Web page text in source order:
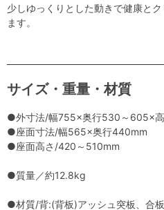
少しゆっくりとした動きで健康と
ます。
サイズ・重量・材質
●外寸法/幅755×奥行530～605×
●座面寸法/幅565×奥行440mm
●座面高さ/420～510mm
●質量／約12.8kg
●材質/背:(背板)アッシュ突板、合板